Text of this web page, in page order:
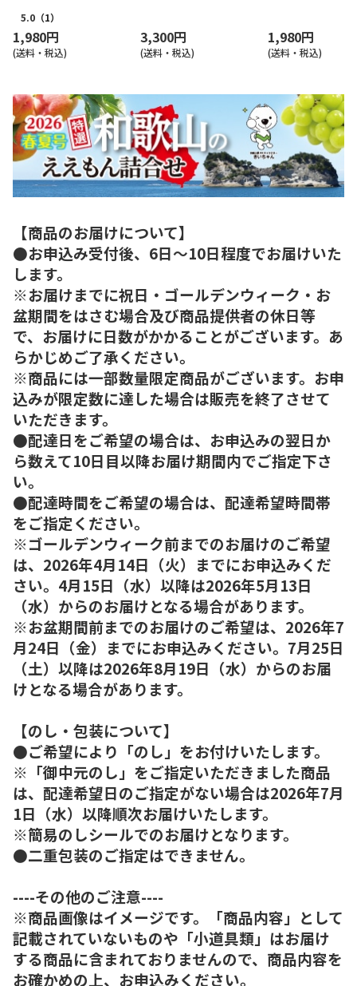
5.0 （1）
1,980円
(送料・税込)
3,300円
(送料・税込)
1,980円
(送料・税込)
【商品のお届けについて】
●お申込み受付後、6日～10日程度でお届けいた
します。
※お届けまでに祝日・ゴールデンウィーク・お
盆期間をはさむ場合及び商品提供者の休日等
で、お届けに日数がかかることがございます。あ
らかじめご了承ください。
※商品には一部数量限定商品がございます。お申
込みが限定数に達した場合は販売を終了させて
いただきます。
●配達日をご希望の場合は、お申込みの翌日か
ら数えて10日目以降お届け期間内でご指定下さ
い。
●配達時間をご希望の場合は、配達希望時間帯
をご指定ください。
※ゴールデンウィーク前までのお届けのご希望
は、2026年4月14日（火）までにお申込みくだ
さい。4月15日（水）以降は2026年5月13日
（水）からのお届けとなる場合があります。
※お盆期間前までのお届けのご希望は、2026年7
月24日（金）までにお申込みください。7月25日
（土）以降は2026年8月19日（水）からのお届
けとなる場合があります。
【のし・包装について】
●ご希望により「のし」をお付けいたします。
※「御中元のし」をご指定いただきました商品
は、配達希望日のご指定がない場合は2026年7月
1日（水）以降順次お届けいたします。
※簡易のしシールでのお届けとなります。
●二重包装のご指定はできません。
----その他のご注意----
※商品画像はイメージです。「商品内容」として
記載されていないものや「小道具類」はお届け
する商品に含まれておりませんので、商品内容を
お確かめの上、お申込みください。